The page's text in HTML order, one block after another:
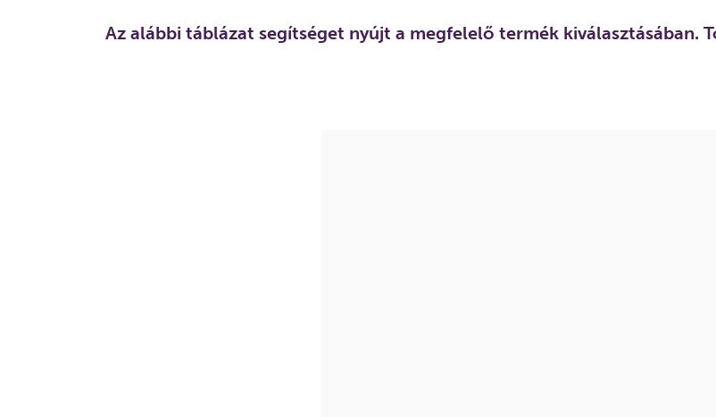
Az alábbi táblázat segítséget nyújt a megfelelő termék kiválasztásában.